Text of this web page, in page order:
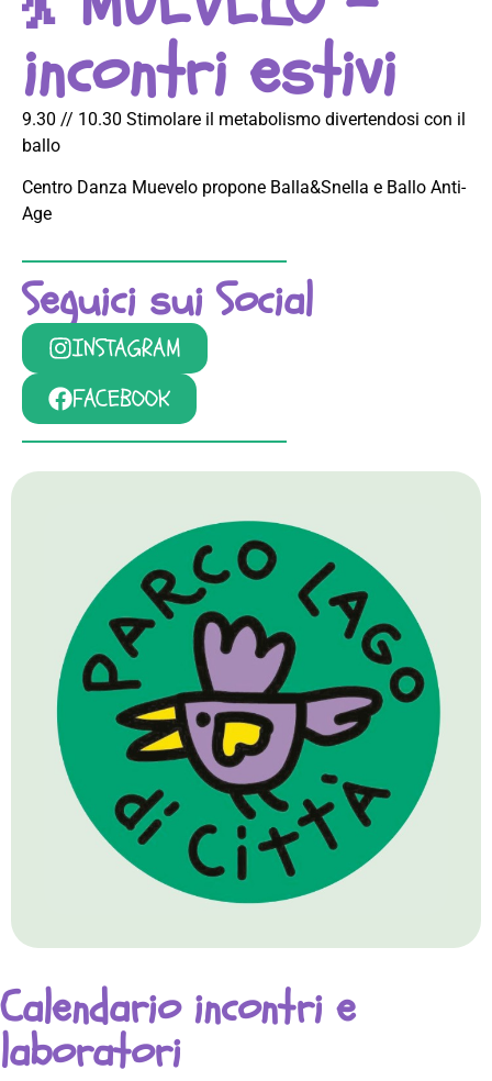
incontri estivi
9.30 // 10.30 Stimolare il metabolismo divertendosi con il
ballo
Centro Danza Muevelo propone Balla&Snella e Ballo Anti-
Age
Seguici sui Social
INSTAGRAM
FACEBOOK
Calendario incontri e
laboratori